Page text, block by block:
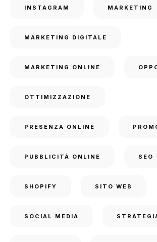
INSTAGRAM MARKETING
MARKETING DIGITALE
MARKETING ONLINE
OTTIMIZZAZIONE
PRESENZA ONLINE
PUBBLICITÀ ONLINE SEO
SHOPIFY SITO WEB
SOCIAL MEDIA